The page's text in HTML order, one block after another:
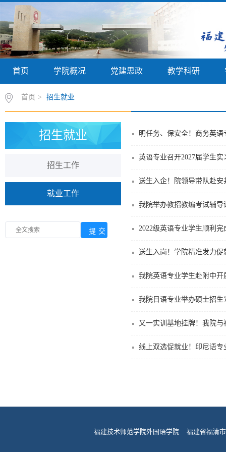
首页 学院概况 党建思政 教学科研
首页 > 招生就业
招生就业
招生工作
就业工作
明任务、保安全！商务英
英语专业召开2027届学生实
送生入企！院领导带队赴安
我院举办教招教编考试辅导
2022级英语专业学生顺利完
送生入岗！学院精准发力促
我院英语专业学生赴附中开
我院日语专业举办硕士招生
又一实训基地挂牌！我院
线上双选促就业！印尼语专
福建技术师范学院外国语学院 福建省福清